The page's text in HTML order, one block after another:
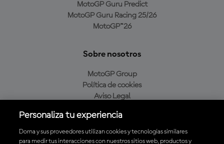
MotoGP Guru Predict
MotoGP Guru Racing 25/26
MotoGP™26
Sobre nosotros
MotoGP Group
Política de cookies
Aviso Legal
Política de compra
Personaliza tu experiencia
Dorna y sus proveedores utilizan cookies y tecnologías similares
para medir tus interacciones con nuestros sitios web, productos y